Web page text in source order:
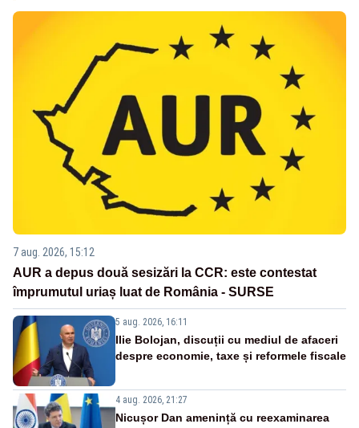
7 aug. 2026, 15:12
AUR a depus două sesizări la CCR: este contestat
împrumutul uriaș luat de România - SURSE
5 aug. 2026, 16:11
Ilie Bolojan, discuții cu mediul de afaceri
despre economie, taxe și reformele fiscale
4 aug. 2026, 21:27
Nicușor Dan amenință cu reexaminarea